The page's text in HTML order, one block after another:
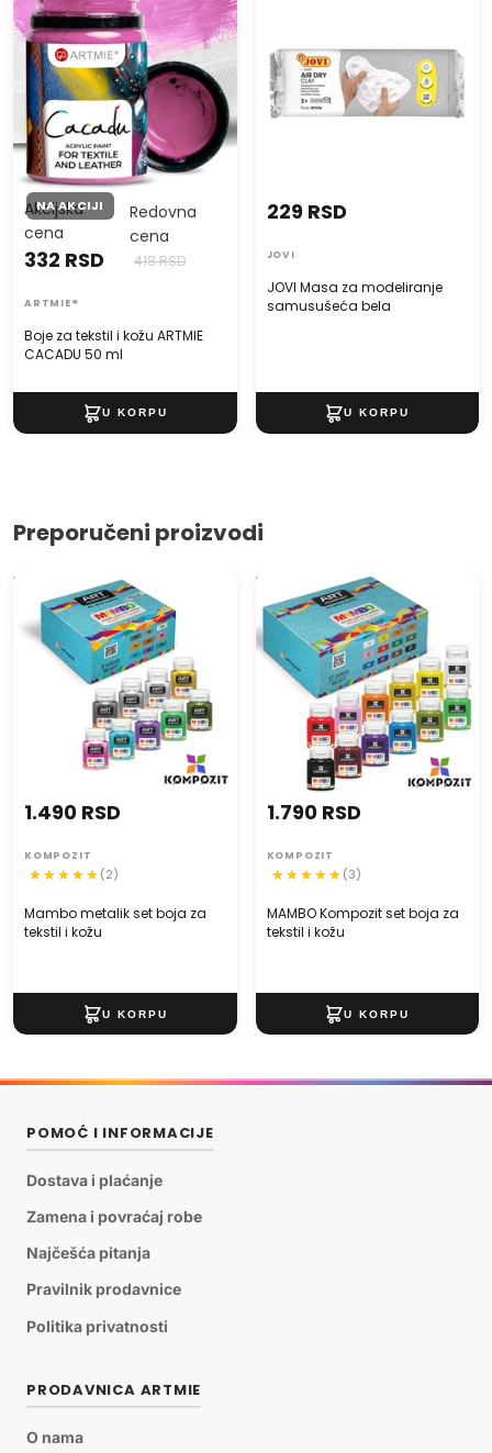
CACADU 50 ml
NA AKCIJI
Boje za tekstil i kožu ARTMIE
CACADU 50 ml
Akcijska
cena
332 RSD
Redovna
cena
418 RSD
ARTMIE®
JOVI Masa za modeliranje
samusušeća bela
229 RSD
JOVI
Preporučeni proizvodi
Mambo metalik set boja za
tekstil i kožu
Mambo metalik set boja za
tekstil i kožu
1.490 RSD
KOMPOZIT
(2)
MAMBO Kompozit set boja za
tekstil i kožu
MAMBO Kompozit set boja za
tekstil i kožu
1.790 RSD
KOMPOZIT
(3)
POMOĆ I INFORMACIJE
Dostava i plaćanje
Zamena i povraćaj robe
Najčešća pitanja
Pravilnik prodavnice
Politika privatnosti
PRODAVNICA ARTMIE
O nama